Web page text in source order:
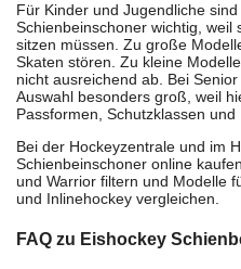
Für Kinder und Jugendliche
Schienbeinschoner wichtig,
sitzen müssen. Zu große
Skaten stören. Zu kleine
nicht ausreichend ab. Bei
Auswahl besonders groß, weil
Passformen, Schutzklassen
Bei der Hockeyzentrale und im
Schienbeinschoner online
und Warrior filtern und Modelle
und Inlinehockey vergleichen.
FAQ zu Eishockey